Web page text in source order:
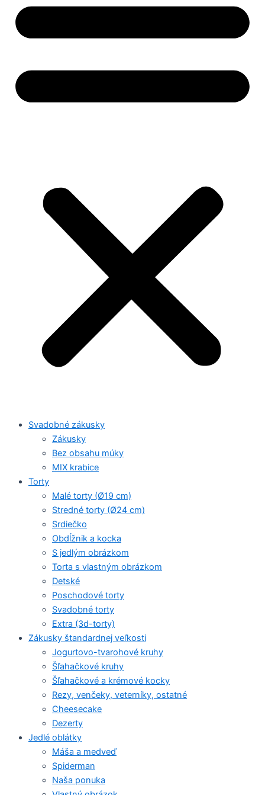
Svadobné zákusky
Zákusky
Bez obsahu múky
MIX krabice
Torty
Malé torty (Ø19 cm)
Stredné torty (Ø24 cm)
Srdiečko
Obdĺžnik a kocka
S jedlým obrázkom
Torta s vlastným obrázkom
Detské
Poschodové torty
Svadobné torty
Extra (3d-torty)
Zákusky štandardnej veľkosti
Jogurtovo-tvarohové kruhy
Šľahačkové kruhy
Šľahačkové a krémové kocky
Rezy, venčeky, veterníky, ostatné
Cheesecake
Dezerty
Jedlé oblátky
Máša a medveď
Spiderman
Naša ponuka